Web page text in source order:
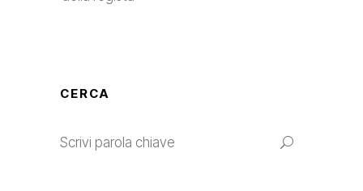
CERCA